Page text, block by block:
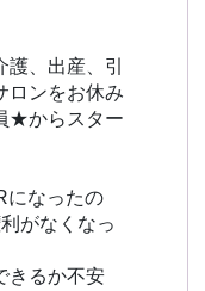
、出産、引
ロンをお休み
★からスター
になったの
がなくなっ
きるか不安